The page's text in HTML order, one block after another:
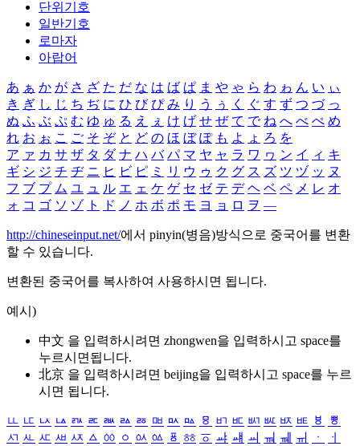
단위기호
일반기호
로마자
아랍어
あ ぁ か が さ ざ た だ な は ば ぱ ま や ゃ ら わ ゎ ん い ぃ
き ぎ し じ ち ぢ に ひ び ぴ み り う ぅ く ぐ す ず つ づ っ
ぬ ふ ぶ ぷ む ゆ ゅ る え ぇ け げ せ ぜ て で ね へ べ ぺ め
れ お ぉ こ ご そ ぞ と ど の ほ ぼ ぽ も よ ょ ろ を
ア ァ カ サ ザ タ ダ ナ ハ バ パ マ ヤ ャ ラ ワ ヮ ン イ ィ キ
ギ シ ジ チ ヂ ニ ヒ ビ ピ ミ リ ウ ゥ ク グ ス ズ ツ ヅ ッ ヌ
フ ブ プ ム ユ ュ ル エ ェ ケ ゲ セ ゼ テ デ ヘ ベ ペ メ レ オ
ォ コ ゴ ソ ゾ ト ド ノ ホ ボ ポ モ ヨ ョ ロ ヲ ―
http://chineseinput.net/에서 pinyin(병음)방식으로 중국어를 변환
할 수 있습니다.
변환된 중국어를 복사하여 사용하시면 됩니다.
예시)
中文 을 입력하시려면 zhongwen을 입력하시고 space를
누르시면됩니다.
北京 을 입력하시려면 beijing을 입력하시고 space를 누르
시면 됩니다.
ㅥ ㅦ ㅧ ㅨ ㅩ ㅪ ㅫ ㅬ ㅭ ㅮ ㅯ ㅰ ㅱ ㅲ ㅳ ㅴ ㅵ ㅶ ㅷ ㅸ
ㅹ
ㅺ ㅻ ㅼ ㅽ ㅾ ㅿ ㆀ ㆁ ㆂ ㆃ ㆄ ㆅ ㆆ ㆇ ㆈ ㆉ ㆊ ㆋ ㆌ ㆍ
ㆎ